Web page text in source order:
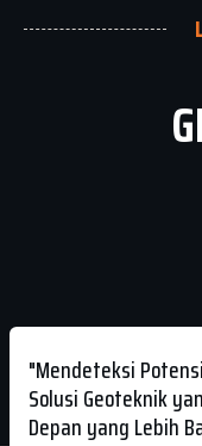
"Mendeteksi
Solusi Geoteknik
Depan yang Lebih